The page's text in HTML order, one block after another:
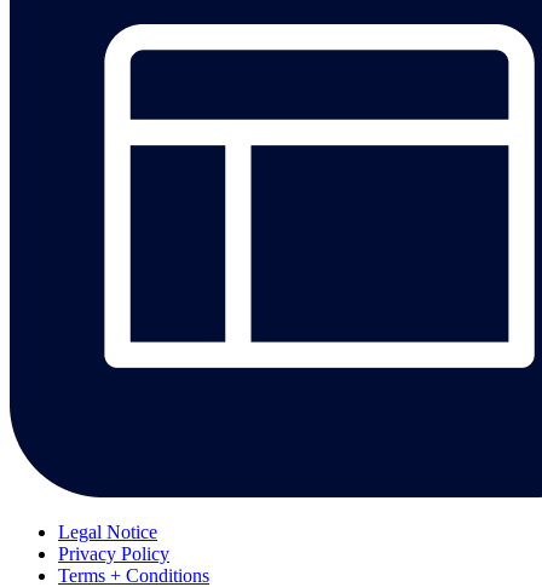
Legal Notice
Privacy Policy
Terms + Conditions